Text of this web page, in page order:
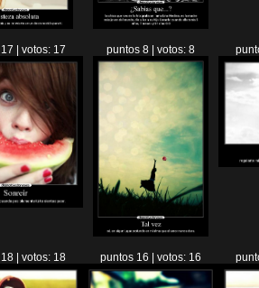
| votos: 17 puntos 8 | votos: 8
| votos: 18 puntos 16 | votos: 16